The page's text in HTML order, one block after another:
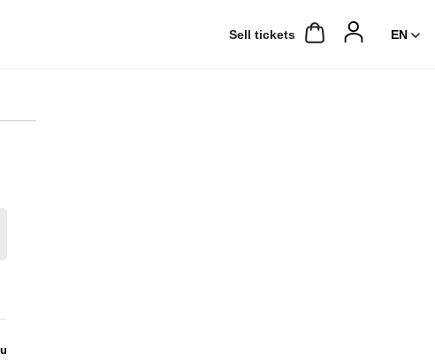
Sell ​​tickets